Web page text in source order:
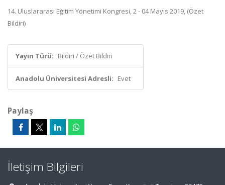
14. Uluslararası Eğitim Yönetimi Kongresi, 2 - 04 Mayıs 2019, (Özet
Bildiri)
Yayın Türü: Bildiri / Özet Bildiri
Anadolu Üniversitesi Adresli: Evet
Paylaş
İletişim Bilgileri